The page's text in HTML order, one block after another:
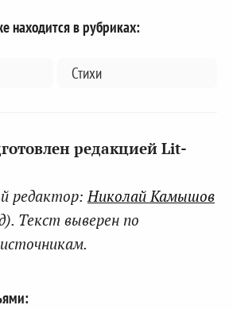
находится в рубриках:
Стихи
редакцией Lit-
редактор:Николай Камышов
Текст выверен по